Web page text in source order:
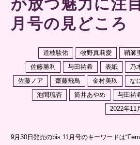
月号の見どころ
道枝駿佑 牧野真莉愛 鞘師
佐藤勝利
与田祐希 表紙 乃
佐藤ノア
齋藤飛鳥 金村美玖 な
池間琉杏
筒井あやめ 与田祐
2022年11
9月30日発売のbis 11月号のキーワードは